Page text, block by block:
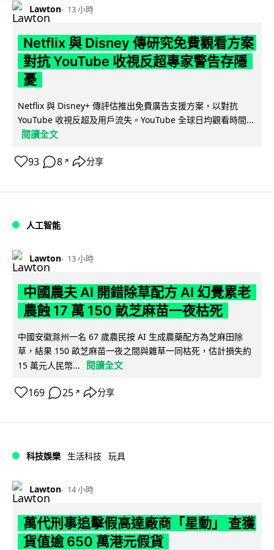
Lawton 13 小時
Netflix 與 Disney 傳研究免費觀看方案
對抗 YouTube 收視反超專家警告存隱
憂
Netflix 與 Disney+ 傳評估推出免費廣告支援方案，以對抗
YouTube 收視反超及用戶流失。YouTube 全球日均觀看時間...
閱讀全文
93 8 ↗ 分享
人工智能
Lawton 13 小時
中國農夫 AI 開錯除草配方 AI 幻覺累老
農蝕 17 萬 150 畝芝麻苗一夜枯死
中國安徽滁州一名 67 歲農民按 AI 生成農藥配方為芝麻田除
草，結果 150 畝芝麻苗一夜之間與雜草一同枯死，估計損失約
15 萬元人民幣...
閱讀全文
169 25 ↗ 分享
科技娛樂 生活科技 玩具
Lawton 14 小時
萬代刑事追擊假高達廠商「星動」 查獲
貨值逾 650 萬港元假貨